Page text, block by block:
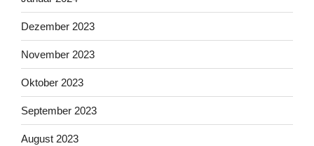
Dezember 2023
November 2023
Oktober 2023
September 2023
August 2023